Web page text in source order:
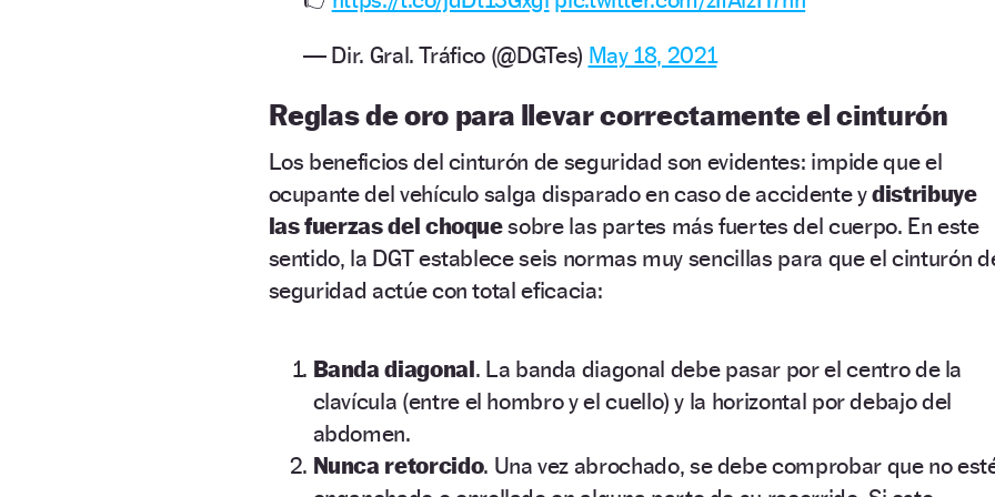
— Dir. Gral. Tráfico (@DGTes) May 18, 2021
Reglas de oro para llevar correctamente el cinturón
Los beneficios del cinturón de seguridad son evidentes: impide que el
ocupante del vehículo salga disparado en caso de accidente ydistribuye
las fuerzas del choquesobre las partes más fuertes del cuerpo. En este
sentido, la DGT establece seis normas muy sencillas para que el cinturón
seguridad actúe con total eficacia:
Banda diagonal. La banda diagonal debe pasar por el centro de la
clavícula (entre el hombro y el cuello) y la horizontal por debajo del
abdomen.
Nunca retorcido. Una vez abrochado, se debe comprobar que no